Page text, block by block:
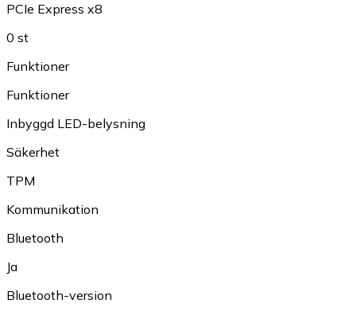
PCIe Express x8
0 st
Funktioner
Funktioner
Inbyggd LED-belysning
Säkerhet
TPM
Kommunikation
Bluetooth
Ja
Bluetooth-version